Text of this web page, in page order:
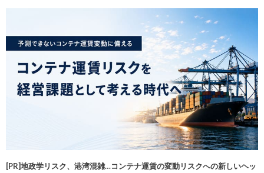
[PR]地政学リスク、港湾混雑…コンテナ運賃の変動リスクへの新しいヘッ